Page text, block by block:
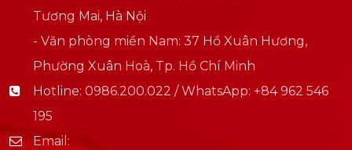
Tương Mai, Hà Nội
- Văn phòng miền Nam: 37 Hồ Xuân Hương,
Phường Xuân Hoà, Tp. Hồ Chí Minh
Hotline: 0986.200.022 / WhatsApp: +84 962 546
195
Email: